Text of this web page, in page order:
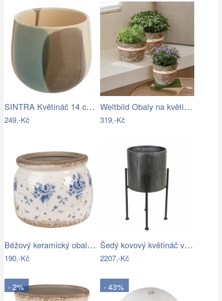
SINTRA Květináč 14 cm - šedá
249,-Kč
Weltbild Obaly na květináče z mořské…
319,-Kč
Béžový keramický obal na květináč s…
190,-Kč
Šedý kovový květináč ve stojanu Oteks -…
2207,-Kč
- 2% - 43%